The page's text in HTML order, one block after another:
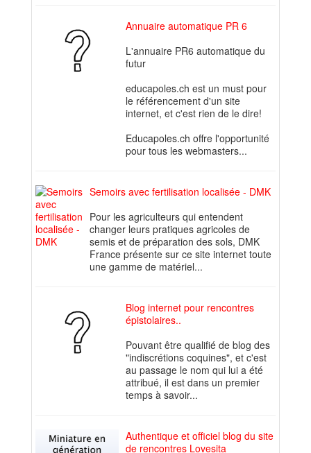
Annuaire automatique PR 6
L'annuaire PR6 automatique du
futur
educapoles.ch est un must pour
le référencement d'un site
internet, et c'est rien de le dire!
Educapoles.ch offre l'opportunité
pour tous les webmasters...
Semoirs avec fertilisation localisée - DMK
Pour les agriculteurs qui entendent
changer leurs pratiques agricoles de
semis et de préparation des sols, DMK
France présente sur ce site internet toute
une gamme de matériel...
Blog internet pour rencontres
épistolaires..
Pouvant être qualifié de blog des
"indiscrétions coquines", et c'est
au passage le nom qui lui a été
attribué, il est dans un premier
temps à savoir...
Authentique et officiel blog du site
de rencontres Lovesita